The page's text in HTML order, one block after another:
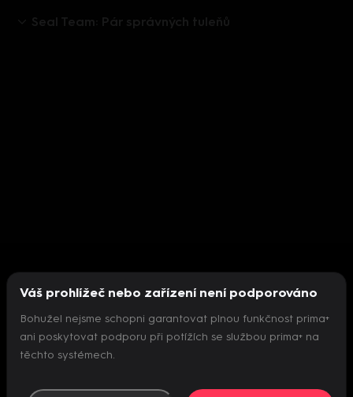
Seal Team: Pár správných tuleňů
Nepodařilo se inicializovat přehrávač
Váš prohlížeč nebo zařízení není podporováno
Bohužel nejsme schopni garantovat plnou funkčnost prima+
ani poskytovat podporu při potížích se službou prima+ na
těchto systémech.